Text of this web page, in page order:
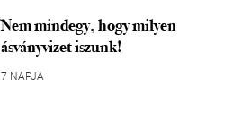
Nem mindegy, hogy milyen
ásványvizet iszunk!
7 NAPJA